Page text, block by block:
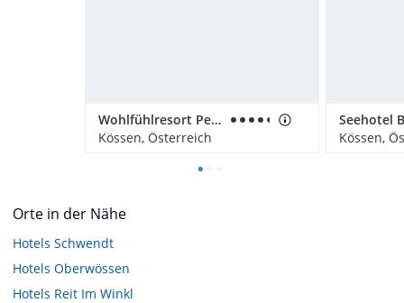
Wohlfühlresort Peternhof
Kössen, Österreich
Seehotel
Kössen,
Orte in der Nähe
Hotels Schwendt
Hotels Oberwössen
Hotels Reit Im Winkl